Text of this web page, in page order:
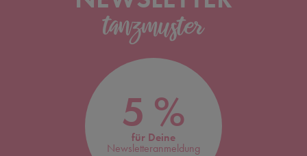
5 %
für Deine
Newsletteranmeldung